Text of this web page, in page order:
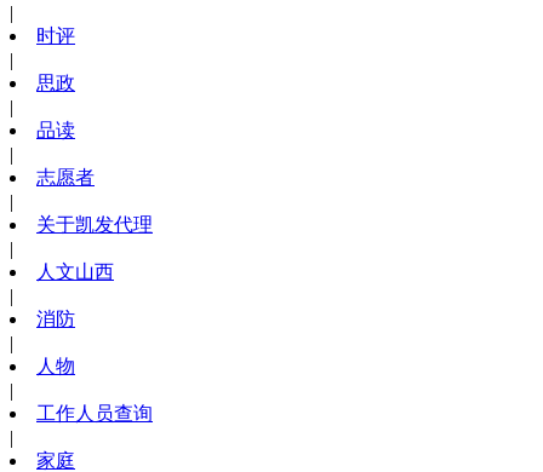
|
时评
|
思政
|
品读
|
志愿者
|
关于凯发代理
|
人文山西
|
消防
|
人物
|
工作人员查询
|
家庭